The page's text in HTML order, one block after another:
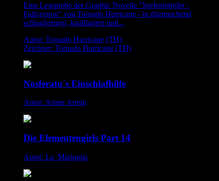
Eine Leseprobe der Graphic Novelle "Seelenmörder -
Fullversion" von Tornado Hurricane - in überraschend
schlagfertigen, knallharten und...
Autor: Tornado Hurricane (TH)
Zeichner: Tornado Hurricane (TH)
Nosferatu´s Einschlafhilfe
Autor: Armer Armin
Die Elementengirls Part 14
Autor: La_Mariquita